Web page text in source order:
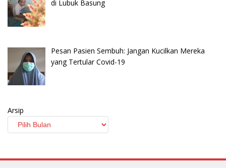
di Lubuk Basung
Pesan Pasien Sembuh: Jangan Kucilkan Mereka
yang Tertular Covid-19
Arsip